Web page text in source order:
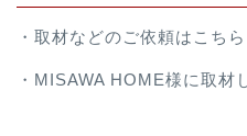
・取材などのご依頼は こちら
・ MISAWA HOME様に取材